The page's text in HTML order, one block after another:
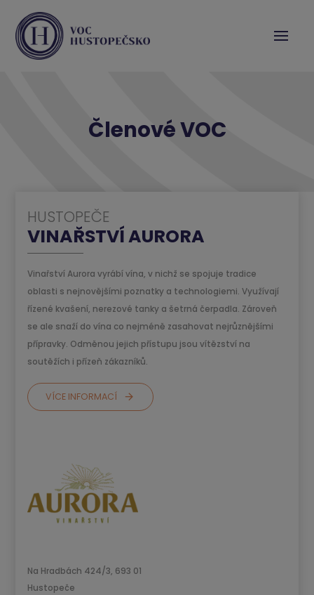
Členové VOC
Na Hradbách 424/3, 693 01
Hustopeče
HUSTOPEČE
VINAŘSTVÍ AURORA
Vinařství Aurora vyrábí vína, v nichž se spojuje tradice
oblasti s nejnovějšími poznatky a technologiemi. Využívají
řízené kvašení, nerezové tanky a šetrná čerpadla. Zároveň
se ale snaží do vína co nejméně zasahovat nejrůznějšími
přípravky. Odměnou jejich přístupu jsou vítězství na
soutěžích i přízeň zákazníků.
VÍCE INFORMACÍ